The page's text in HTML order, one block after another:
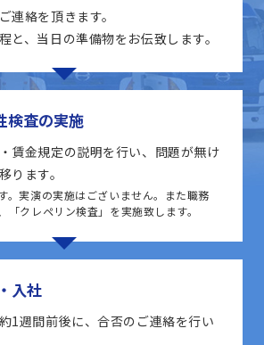
連絡を頂きます。
と、当日の準備物をお伝致します。
検査の実施
賃金規定の説明を行い、問題が無け
ります。
。実演の実施はございません。また職務
「クレペリン検査」を実施致します。
入社
1週間前後に、合否のご連絡を行い